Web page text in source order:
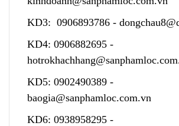
KD3: 0906893786 -
KD4: 0906882695 -
KD5: 0902490389 -
baogia@sanphamloc.com.vn
KD6: 0938958295 -